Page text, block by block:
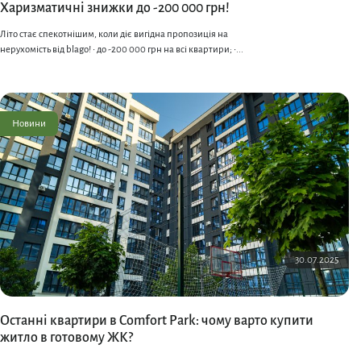
Харизматичні знижки до -200 000 грн!
Літо стає спекотнішим, коли діє вигідна пропозиція на
нерухомість від blago! • до -200 000 грн на всі квартири; •...
30.07.2025
Новини
Останні квартири в Comfort Park: чому варто купити
житло в готовому ЖК?